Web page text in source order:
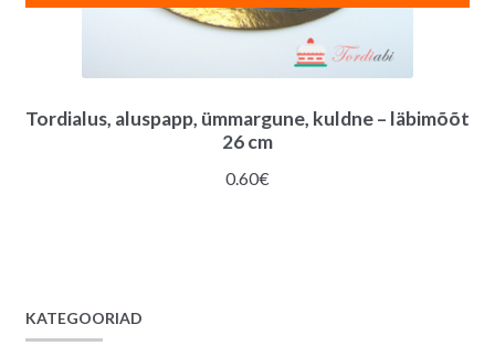
Tordialus, aluspapp, ümmargune, kuldne – läbimõõt
26 cm
0.60€
KATEGOORIAD